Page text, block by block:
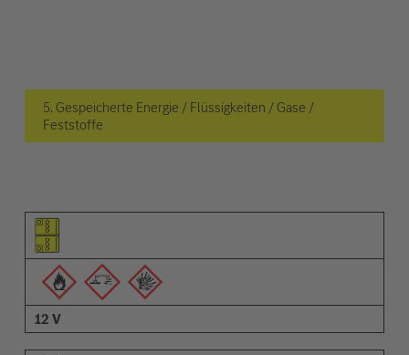
5. Gespeicherte Energie / Flüssigkeiten / Gase /
Feststoffe
Piktogramm des Elements
Pictrogramme der Warnungen
Beschreibung
12 V